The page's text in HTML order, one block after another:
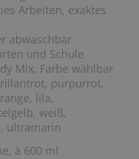
Arbeiten, exaktes
abwaschbar
und Schule
Mix, Farbe wählbar
purpurrot,
lila,
weiß,
ultramarin
à 600 ml